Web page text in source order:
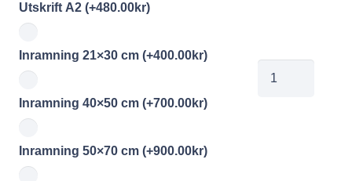
Utskrift A2 (+480.00kr)
Inramning 21×30 cm (+400.00kr)
Inramning 40×50 cm (+700.00kr)
Inramning 50×70 cm (+900.00kr)